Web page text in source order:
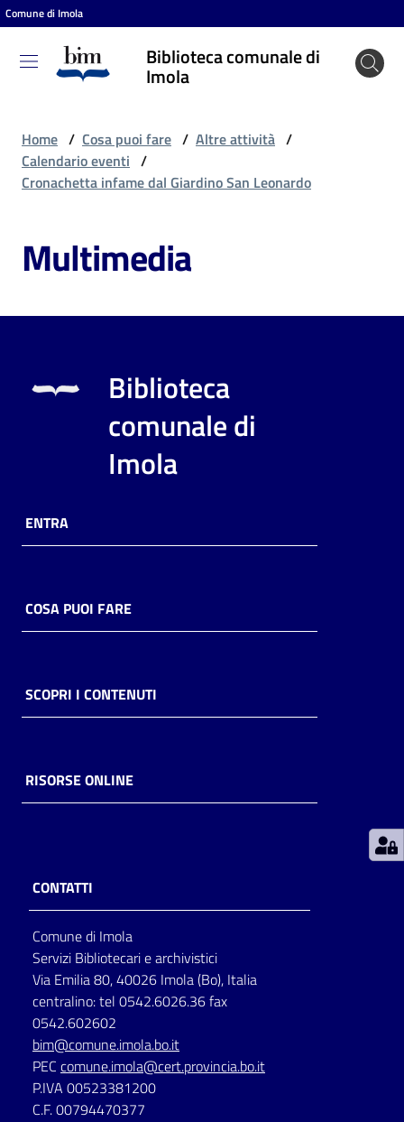
Vai al contenuto
Vai alla navigazione
Vai al footer
Comune di Imola
Biblioteca comunale di
Imola
Biblioteca
comunale
Cosa
fare
Scopri
online
Piani
Decentrate
Seguici
su
Home / Cosa puoi fare / Altre attività /
Calendario eventi /
Cronachetta infame dal Giardino San Leonardo
Multimedia
Biblioteca
comunale di
Imola
ENTRA
COSA PUOI FARE
SCOPRI I CONTENUTI
RISORSE ONLINE
CONTATTI
Comune di Imola
Servizi Bibliotecari e archivistici
Via Emilia 80, 40026 Imola (Bo), Italia
centralino: tel 0542.6026.36 fax
0542.602602
bim@comune.imola.bo.it
PEC comune.imola@cert.provincia.bo.it
P.IVA 00523381200
C.F. 00794470377